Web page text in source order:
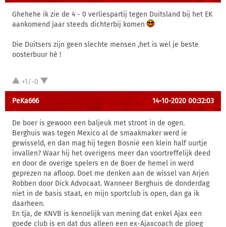
Ghehehe ik zie de 4 - 0 verliespartij tegen Duitsland bij het EK
aankomend jaar steeds dichterbij komen
Die Duitsers zijn geen slechte mensen ,het is wel je beste
oosterbuur hé !
+1/-0
PeKa666 14-10-2020 00:32:03
De boer is gewoon een baljeuk met stront in de ogen.
Berghuis was tegen Mexico al de smaakmaker werd ie
gewisseld, en dan mag hij tegen Bosnië een klein half uurtje
invallen? Waar hij het overigens meer dan voortreffelijk deed
en door de overige spelers en de Boer de hemel in werd
geprezen na afloop. Doet me denken aan de wissel van Arjen
Robben door Dick Advocaat. Wanneer Berghuis de donderdag
niet in de basis staat, en mijn sportclub is open, dan ga ik
daarheen.
En tja, de KNVB is kennelijk van mening dat enkel Ajax een
goede club is en dat dus alleen een ex-Ajaxcoach de ploeg